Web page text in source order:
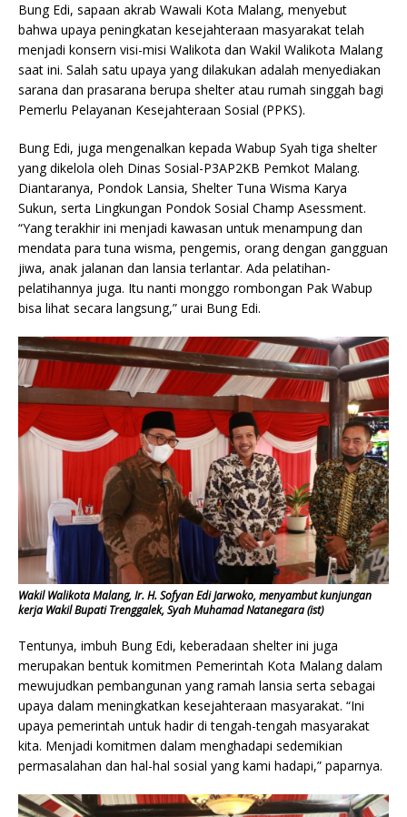
Bung Edi, sapaan akrab Wawali Kota Malang, menyebut
bahwa upaya peningkatan kesejahteraan masyarakat telah
menjadi konsern visi-misi Walikota dan Wakil Walikota Malang
saat ini. Salah satu upaya yang dilakukan adalah menyediakan
sarana dan prasarana berupa shelter atau rumah singgah bagi
Pemerlu Pelayanan Kesejahteraan Sosial (PPKS).
Bung Edi, juga mengenalkan kepada Wabup Syah tiga shelter
yang dikelola oleh Dinas Sosial-P3AP2KB Pemkot Malang.
Diantaranya, Pondok Lansia, Shelter Tuna Wisma Karya
Sukun, serta Lingkungan Pondok Sosial Champ Asessment.
“Yang terakhir ini menjadi kawasan untuk menampung dan
mendata para tuna wisma, pengemis, orang dengan gangguan
jiwa, anak jalanan dan lansia terlantar. Ada pelatihan-
pelatihannya juga. Itu nanti monggo rombongan Pak Wabup
bisa lihat secara langsung,” urai Bung Edi.
Wakil Walikota Malang, Ir. H. Sofyan Edi Jarwoko, menyambut kunjungan
kerja Wakil Bupati Trenggalek, Syah Muhamad Natanegara (ist)
Tentunya, imbuh Bung Edi, keberadaan shelter ini juga
merupakan bentuk komitmen Pemerintah Kota Malang dalam
mewujudkan pembangunan yang ramah lansia serta sebagai
upaya dalam meningkatkan kesejahteraan masyarakat. “Ini
upaya pemerintah untuk hadir di tengah-tengah masyarakat
kita. Menjadi komitmen dalam menghadapi sedemikian
permasalahan dan hal-hal sosial yang kami hadapi,” paparnya.